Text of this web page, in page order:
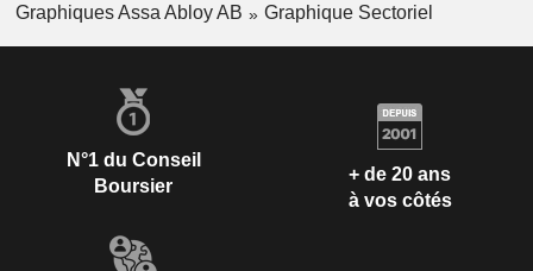
Graphiques Assa Abloy AB
Graphique Sectoriel
N°1 du Conseil
Boursier
+ de 20 ans
à vos côtés